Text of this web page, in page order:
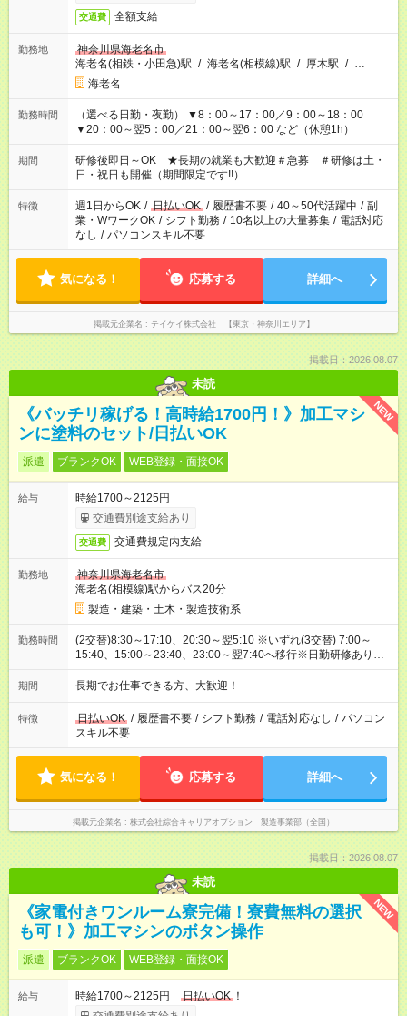
交通費 全額支給
勤務地
神奈川県海老名市
海老名(相鉄・小田急)駅 / 海老名(相模線)駅 / 厚木駅 / …
海老名
勤務時間
（選べる日勤・夜勤） ▼8：00～17：00／9：00～18：00
▼20：00～翌5：00／21：00～翌6：00 など（休憩1h）
期間
研修後即日～OK ★長期の就業も大歓迎＃急募 ＃研修は土・
日・祝日も開催（期間限定です!!）
特徴 週1日からOK / 日払いOK / 履歴書不要 / 40～50代活躍中 / 副
業・WワークOK / シフト勤務 / 10名以上の大量募集 / 電話対応
なし / パソコンスキル不要
気になる！ 応募する 詳細へ
掲載元企業名 テイケイ株式会社 【東京・神奈川エリア】
掲載日：2026.08.07
未読
NEW
《バッチリ稼げる！高時給1700円！》加工マシ
ンに塗料のセット/日払いOK
派遣 ブランクOK WEB登録・面接OK
給与
時給1700～2125円
交通費別途支給あり
交通費 交通費規定内支給
勤務地
神奈川県海老名市
海老名(相模線)駅からバス20分
製造・建築・土木・製造技術系
勤務時間
(2交替)8:30～17:10、20:30～翌5:10 ※いずれ(3交替) 7:00～
15:40、15:00～23:40、23:00～翌7:40へ移行※日勤研修あり
(8:30～17:10/1週間程)
期間 長期でお仕事できる方、大歓迎！
特徴 日払いOK / 履歴書不要 / シフト勤務 / 電話対応なし / パソコン
スキル不要
気になる！ 応募する 詳細へ
掲載元企業名 株式会社綜合キャリアオプション 製造事業部（全国）
掲載日：2026.08.07
未読
NEW
《家電付きワンルーム寮完備！寮費無料の選択
も可！》加工マシンのボタン操作
派遣 ブランクOK WEB登録・面接OK
給与 時給1700～2125円 日払いOK ！